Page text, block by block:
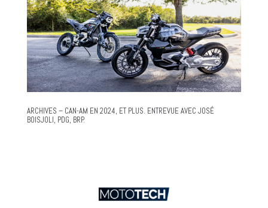
ARCHIVES – CAN-AM EN 2024, ET PLUS. ENTREVUE AVEC JOSÉ
BOISJOLI, PDG, BRP.